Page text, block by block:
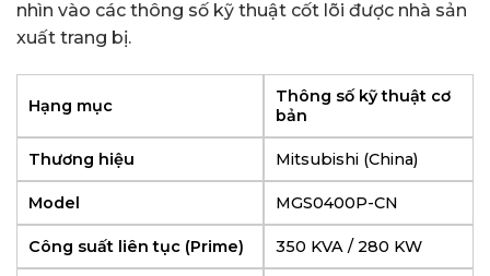
nhìn vào các thông số kỹ thuật cốt lõi được nhà sản
xuất trang bị.
Hạng mục
Thông số kỹ thuật cơ
bản
Thương hiệu Mitsubishi (China)
Model MGS0400P-CN
Công suất liên tục (Prime) 350 KVA / 280 KW